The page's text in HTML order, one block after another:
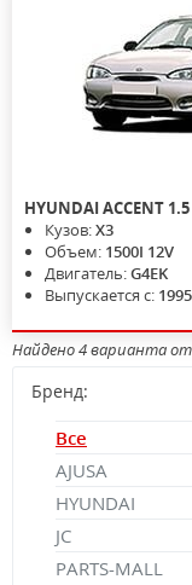
HYUNDAIACCENT
Кузов:X3
Объем: 1500I 12V
Двигатель:G4EK
Выпускается с:
Найдено 4 варианта от
Бренд:
Все
AJUSA
HYUNDAI
JC
PARTS-MALL